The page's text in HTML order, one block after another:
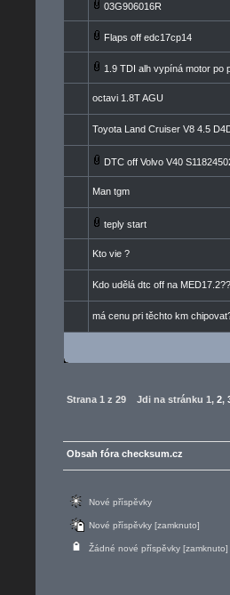
03G906016R
Flaps off edc17cp14
1.9 TDI alh vypíná motor po
octavi 1.8T AGU
Toyota Land Cruiser V8 4.5
DTC off Volvo V40
Man tgm
teply start
Kto vie ?
Kdo udělá dtc off na MED17.2??
má cenu pri těchto km
Strana 1 z 29 Jdi na stránku 1, 2,
Obsah fóra checksum.cz
Nové příspěvky
Nové příspěvky [zamknuto]
Žádné nové příspěvky [zamknuto]